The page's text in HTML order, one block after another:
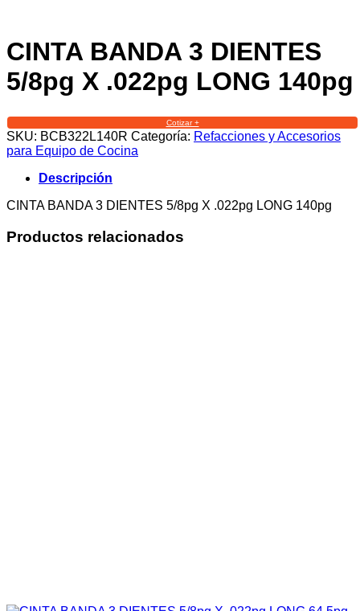
CINTA BANDA 3 DIENTES
5/8pg X .022pg LONG 140pg
Cotizar +
SKU: BCB322L140R Categoría: Refacciones y Accesorios
para Equipo de Cocina
Descripción
CINTA BANDA 3 DIENTES 5/8pg X .022pg LONG 140pg
Productos relacionados